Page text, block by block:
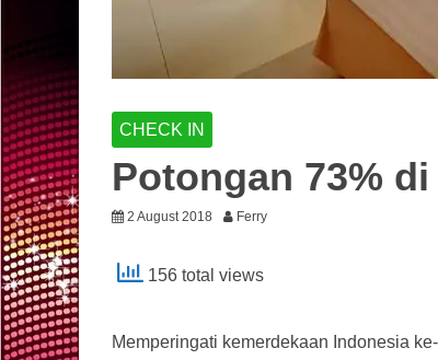
CHECK IN
Potongan 73%
2 August 2018 Ferry
156 total views
Memperingati kemerdekaan Indonesia